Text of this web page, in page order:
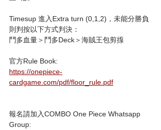
Timesup 進入Extra turn (0,1,2)，未能分勝負
則判按以下方式判決：
鬥多血量＞鬥多Deck＞海賊王包剪揼
官方Rule Book:
https://onepiece-
cardgame.com/pdf/floor_rule.pdf
報名請加入COMBO One Piece Whatsapp
Group: